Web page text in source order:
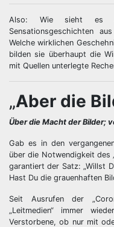
Also: Wie sieht es
Sensationsgeschichten
Welche wirklichen
bilden sie überhaupt die
mit Quellen unterlegte
„Aber die
Über die Macht der Bilder;
Gab es in den
über die Notwendigkeit des
garantiert der Satz: „Willst
Hast Du die grauenhaften
Seit Ausrufen der
„Leitmedien“ immer
Verstorbene, ob nur mit